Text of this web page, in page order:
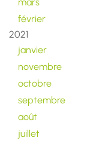
février
2021
janvier
novembre
octobre
septembre
août
juillet